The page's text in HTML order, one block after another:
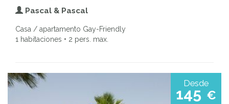
Pascal & Pascal
Casa / apartamento Gay-Friendly
1 habitaciones • 2 pers. max.
Desde
145 €